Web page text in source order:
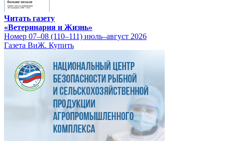
Читать газету
«Ветеринария и Жизнь»
Номер 07–08 (110–111) июль–август 2026
Газета ВиЖ. Купить